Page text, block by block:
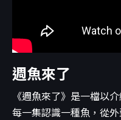
週魚來了
《週魚來了》是一檔以
每一集認識一種魚，從